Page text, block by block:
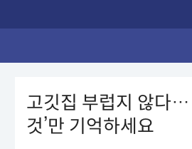
고깃집 부럽지 않다…
것’만 기억하세요